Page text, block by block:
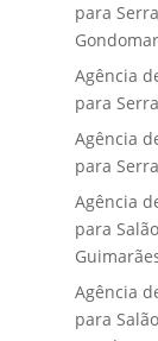
para
Gondomar
Agência
para
Agência
para
Agência
para
Agência
para